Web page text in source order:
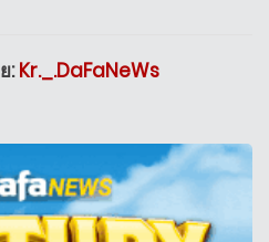
:Kr._.DaFaNeWs